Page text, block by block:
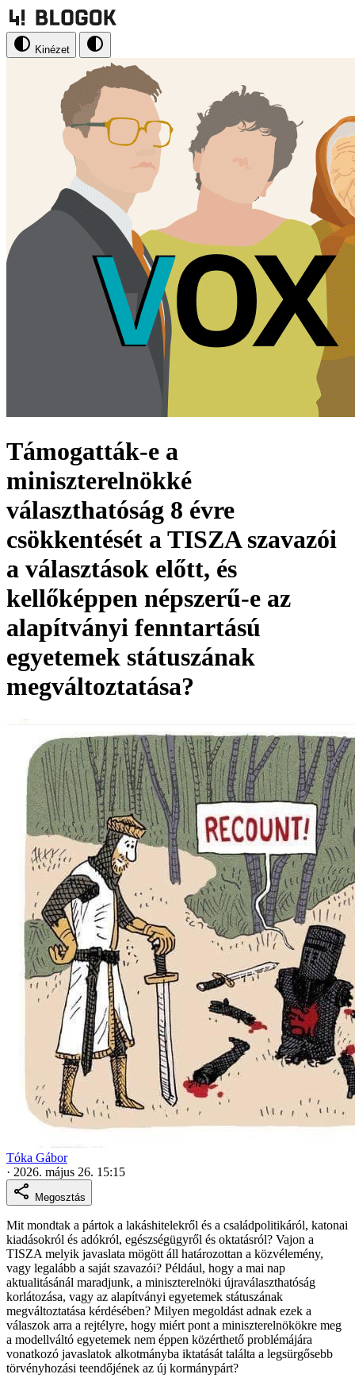
Kinézet
Támogatták-e a
miniszterelnökké
választhatóság 8 évre
csökkentését a TISZA szavazói
a választások előtt, és
kellőképpen népszerű-e az
alapítványi fenntartású
egyetemek státuszának
megváltoztatása?
Tóka Gábor
· 2026. május 26. 15:15
Megosztás
Mit mondtak a pártok a lakáshitelekről és a családpolitikáról, katonai
kiadásokról és adókról, egészségügyről és oktatásról? Vajon a
TISZA melyik javaslata mögött áll határozottan a közvélemény,
vagy legalább a saját szavazói? Például, hogy a mai nap
aktualitásánál maradjunk, a miniszterelnöki újraválaszthatóság
korlátozása, vagy az alapítványi egyetemek státuszának
megváltoztatása kérdésében? Milyen megoldást adnak ezek a
válaszok arra a rejtélyre, hogy miért pont a miniszterelnökökre meg
a modellváltó egyetemek nem éppen közérthető problémájára
vonatkozó javaslatok alkotmányba iktatását találta a legsürgősebb
törvényhozási teendőjének az új kormánypárt?